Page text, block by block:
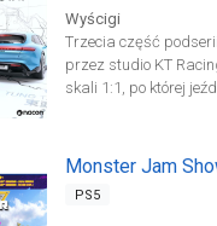
Wyścigi
Trzecia część
przez studio KT
skali 1:1, po której
eksplorację terenów
Monster Jam
PS5